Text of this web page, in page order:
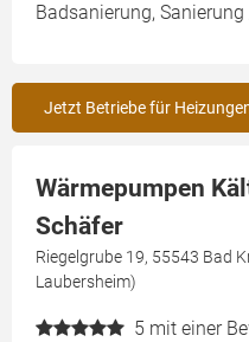
Badsanierung,
Jetzt Betriebe für
Wärmepumpen
Schäfer
Riegelgrube 19, 55543 Bad
Laubersheim)
5 mit einer